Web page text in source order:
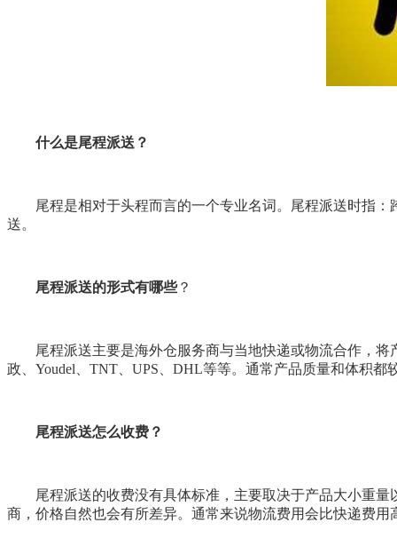
什么是尾程派送？
尾程是相对于头程而言的一个专业名词。尾程派送时指
送。
尾程派送的形式有哪些？
尾程派送主要是海外仓服务商与当地快递或物流合作，
政、 Youdel TNT UPS DHL等等。通常产品质量和体积都
尾程派送怎么收费？
尾程派送的收费没有具体标准，主要取决于产品大小重
商，价格自然也会有所差异。通常来说物流费用会比快递费